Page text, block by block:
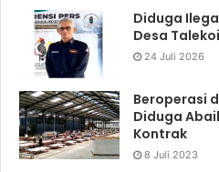
Diduga
Desa
24 Juli 2026
Beroperasi
Diduga
Kontrak
8 Juli 2023